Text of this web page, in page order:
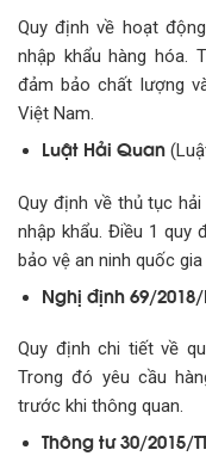
Quy định về hoạt
nhập khẩu hàng hóa.
đảm bảo chất lượng
Việt Nam.
Luật Hải Quan
Quy định về thủ tục
nhập khẩu. Điều 1 quy
bảo vệ an ninh quốc
Nghị định 69/
Quy định chi tiết về
Trong đó yêu cầu
trước khi thông quan.
Thông tư 30/2015/